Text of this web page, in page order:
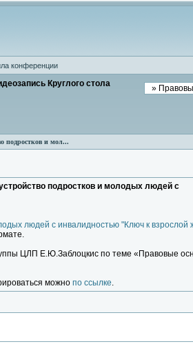
конференции
Круглого стола
подростков и мол...
подростков и молодых людей с
людей с инвалидностью "Ключ к взрослой
ЦЛП Е.Ю.Заблоцкис по теме «Правовые
можно по ссылке.